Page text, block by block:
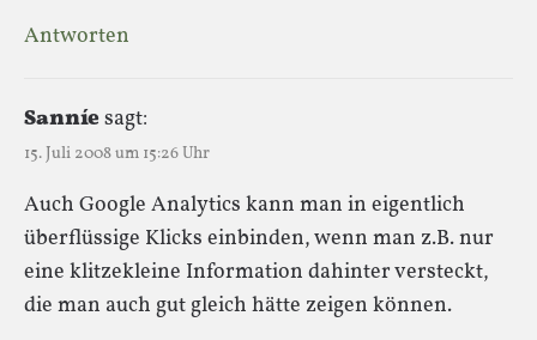
Antworten
Sanníesagt:
15. Juli 2008 um 15:26 Uhr
Auch Google Analytics kann man in eigentlich
überflüssige Klicks einbinden, wenn man z.B. nur
eine klitzekleine Information dahinter versteckt,
die man auch gut gleich hätte zeigen können.